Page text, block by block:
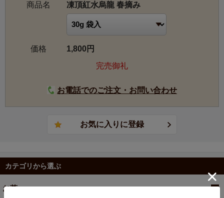
商品名
凍頂紅水烏龍 春摘み
価格
1,800円
完売御礼
お電話でのご注文・お問い合わせ
カテゴリから選ぶ
お茶